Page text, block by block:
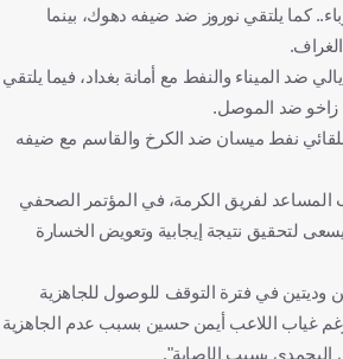
كما يلتقي نوروز ضد ضيفه دهوك، بينما
ضد الميناء والنفط مع أمانة بغداد، فيما يلتقي
زاخو ضد الموصل.
نفط ميسان ضد الكرخ والقاسم مع ضيفه
لفريق الكرمة، في المؤتمر الصحفي
لتحقيق نتيجة إيجابية وتعويض الخسارة
وديتين في فترة التوقف للوصول للجاهزية
رغم غياب اللاعب أيمن حسين بسبب عدم الجاهزية
اليحمدي بسبب الإصابة".